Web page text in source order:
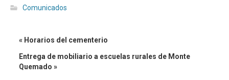
Comunicados
« Horarios del cementerio
Entrega de mobiliario a escuelas rurales de Monte
Quemado »